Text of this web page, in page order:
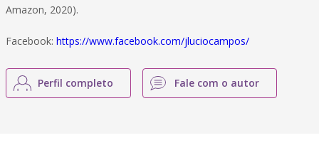
Amazon, 2020).
Facebook: https://www.facebook.com/jluciocampos/
Perfil completo Fale com o autor